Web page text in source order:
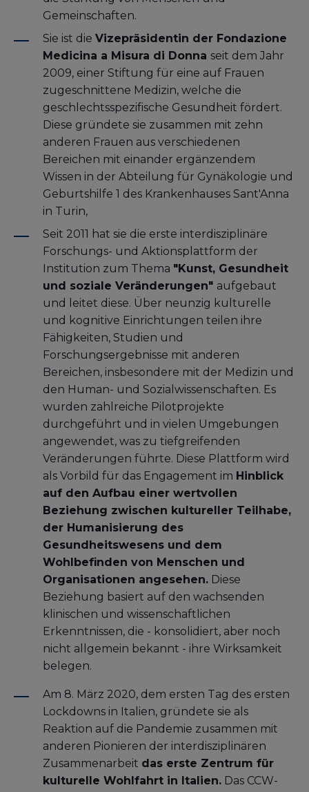
Gemeinschaften.
Sie ist die Vizepräsidentin der Fondazione
Medicina a Misura di Donna seit dem Jahr
2009, einer Stiftung für eine auf Frauen
zugeschnittene Medizin, welche die
geschlechtsspezifische Gesundheit fördert.
Diese gründete sie zusammen mit zehn
anderen Frauen aus verschiedenen
Bereichen mit einander ergänzendem
Wissen in der Abteilung für Gynäkologie und
Geburtshilfe 1 des Krankenhauses Sant'Anna
in Turin,
Seit 2011 hat sie die erste interdisziplinäre
Forschungs- und Aktionsplattform der
Institution zum Thema "Kunst, Gesundheit
und soziale Veränderungen" aufgebaut
und leitet diese. Über neunzig kulturelle
und kognitive Einrichtungen teilen ihre
Fähigkeiten, Studien und
Forschungsergebnisse mit anderen
Bereichen, insbesondere mit der Medizin und
den Human- und Sozialwissenschaften. Es
wurden zahlreiche Pilotprojekte
durchgeführt und in vielen Umgebungen
angewendet, was zu tiefgreifenden
Veränderungen führte. Diese Plattform wird
als Vorbild für das Engagement im Hinblick
auf den Aufbau einer wertvollen
Beziehung zwischen kultureller Teilhabe,
der Humanisierung des
Gesundheitswesens und dem
Wohlbefinden von Menschen und
Organisationen angesehen. Diese
Beziehung basiert auf den wachsenden
klinischen und wissenschaftlichen
Erkenntnissen, die - konsolidiert, aber noch
nicht allgemein bekannt - ihre Wirksamkeit
belegen.
Am 8. März 2020, dem ersten Tag des ersten
Lockdowns in Italien, gründete sie als
Reaktion auf die Pandemie zusammen mit
anderen Pionieren der interdisziplinären
Zusammenarbeit das erste Zentrum für
kulturelle Wohlfahrt in Italien. Das CCW-